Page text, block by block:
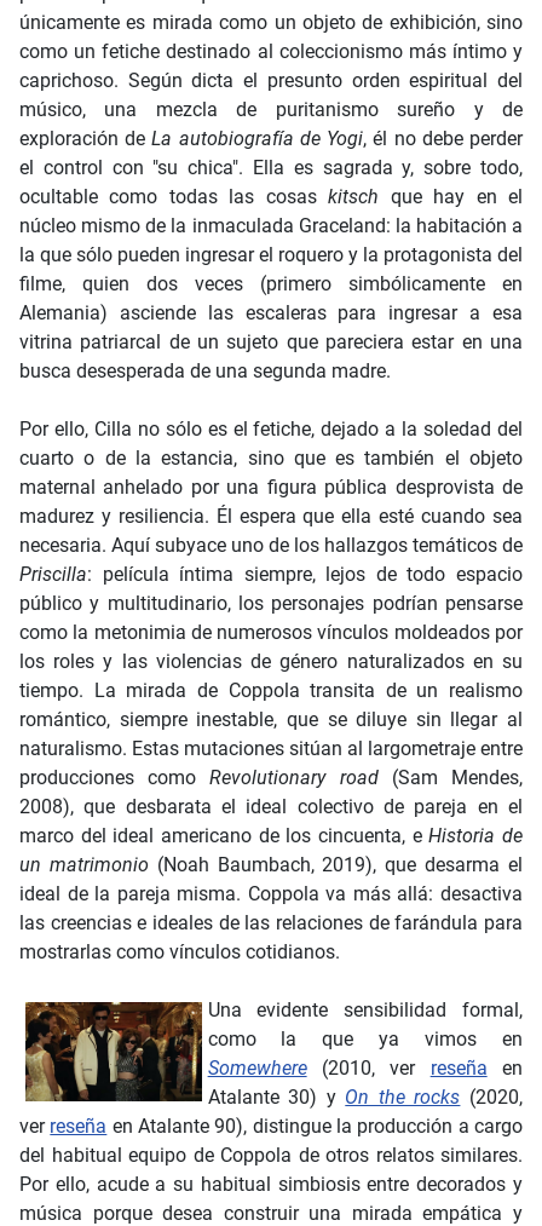
únicamente es mirada como un objeto de exhibición, sino
como un fetiche destinado al coleccionismo más íntimo y
caprichoso. Según dicta el presunto orden espiritual del
músico, una mezcla de puritanismo sureño y de
exploración deLa autobiografía de Yogi, él no debe perder
el control con "su chica". Ella es sagrada y, sobre todo,
ocultable como todas las cosaskitsch que hay en el
núcleo mismo de la inmaculada Graceland: la habitación a
la que sólo pueden ingresar el roquero y la protagonista del
filme, quien dos veces (primero simbólicamente en
Alemania) asciende las escaleras para ingresar a esa
vitrina patriarcal de un sujeto que pareciera estar en una
busca desesperada de una segunda madre.
Por ello, Cilla no sólo es el fetiche, dejado a la soledad del
cuarto o de la estancia, sino que es también el objeto
maternal anhelado por una figura pública desprovista de
madurez y resiliencia. Él espera que ella esté cuando sea
necesaria. Aquí subyace uno de los hallazgos temáticos de
Priscilla: película íntima siempre, lejos de todo espacio
público y multitudinario, los personajes podrían pensarse
como la metonimia de numerosos vínculos moldeados por
los roles y las violencias de género naturalizados en su
tiempo. La mirada de Coppola transita de un realismo
romántico, siempre inestable, que se diluye sin llegar al
naturalismo. Estas mutaciones sitúan al largometraje entre
producciones comoRevolutionary road(Sam Mendes,
2008), que desbarata el ideal colectivo de pareja en el
marco del ideal americano de los cincuenta, eHistoria de
un matrimonio(Noah Baumbach, 2019), que desarma el
ideal de la pareja misma. Coppola va más allá: desactiva
las creencias e ideales de las relaciones de farándula para
mostrarlas como vínculos cotidianos.
Una evidente sensibilidad formal,
como la que ya vimos en
Somewhere(2010, ver reseña en
Atalante 30) y On the rocks (2020,
ver reseña en Atalante 90), distingue la producción a cargo
del habitual equipo de Coppola de otros relatos similares.
Por ello, acude a su habitual simbiosis entre decorados y
música porque desea construir una mirada empática y